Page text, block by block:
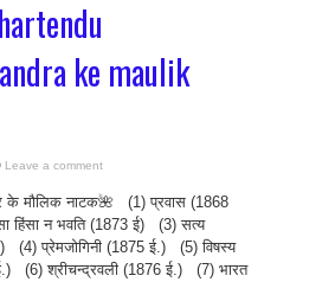
ke maulik
Leave a comment
के मौलिक नाटक🌺 (1) प्रवास (1868
हिंसा न भवति (1873 ई) (3) सत्य
(4) प्रेमजोगिनी (1875 ई.) (5) विषस्य
(6) श्रीचन्द्रवली (1876 ई.) (7) भारत